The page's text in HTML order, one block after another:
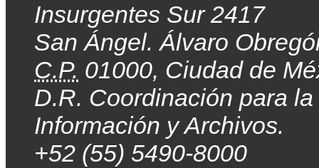
Insurgentes Sur 2417
San Ángel. Álvaro
C.P. 01000, Ciudad de
D.R. Coordinación para
Información y Archivos.
+52 (55) 5490-8000